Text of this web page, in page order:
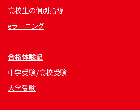
高校生の個別指導
eラーニング
合格体験記
中学受験/高校受験
大学受験